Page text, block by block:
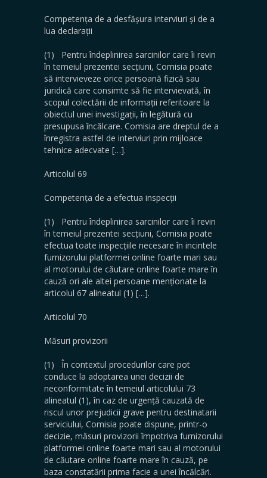
Competența de a desfășura interviuri și de a
lua declarații
(1) Pentru îndeplinirea sarcinilor care îi revin
în temeiul prezentei secțiuni, Comisia poate
să intervieveze orice persoană fizică sau
juridică care consimte să fie intervievată, în
scopul colectării de informații referitoare la
obiectul unei investigații, în legătură cu
presupusa încălcare. Comisia are dreptul de a
înregistra astfel de interviuri prin mijloace
tehnice adecvate […].
Articolul 69
Competența de a efectua inspecții
(1) Pentru îndeplinirea sarcinilor care îi revin
în temeiul prezentei secțiuni, Comisia poate
efectua toate inspecțiile necesare în incintele
furnizorului platformei online foarte mari sau
al motorului de căutare online foarte mare în
cauză ori ale altei persoane menționate la
articolul 67 alineatul (1) […].
Articolul 70
Măsuri provizorii
(1) În contextul procedurilor care pot
conduce la adoptarea unei decizii de
neconformitate în temeiul articolului 73
alineatul (1), în caz de urgență cauzată de
riscul unor prejudicii grave pentru destinatarii
serviciului, Comisia poate dispune, printr-o
decizie, măsuri provizorii împotriva furnizorului
platformei online foarte mari sau al motorului
de căutare online foarte mare în cauză, pe
baza constatării prima facie a unei încălcări.